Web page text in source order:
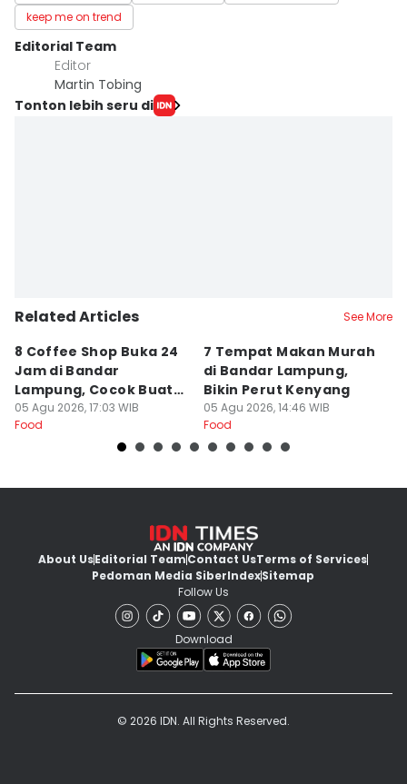
keep me on trend
Editorial Team
Editor
Martin Tobing
Tonton lebih seru di
Related Articles See More
8 Coffee Shop Buka 24
Jam di Bandar
Lampung, Cocok Buat
Begadang
05 Agu 2026, 17:03 WIB
Food
7 Tempat Makan Murah
di Bandar Lampung,
Bikin Perut Kenyang
05 Agu 2026, 14:46 WIB
Food
About UsEditorial TeamContact UsTerms of Services
Pedoman Media SiberIndexSitemap
Follow Us
Download
© 2026 IDN. All Rights Reserved.